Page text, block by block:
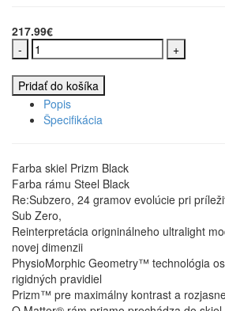
217.99€
-
+
Pridať do košíka
Popis
Špecifikácia
Farba skiel Prizm Black
Farba rámu Steel Black
Re:Subzero, 24 gramov evolúcie pri
Sub Zero,
Reinterpretácia origninálneho ultralight
novej dimenzii
PhysioMorphic Geometry™ technológia
rigidných pravidiel
Prizm™ pre maximálny kontrast a